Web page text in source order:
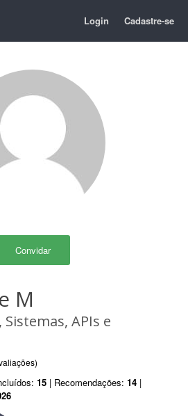
Login Cadastre-se
Convidar
M
APIs e
15 | Recomendações: 14 |